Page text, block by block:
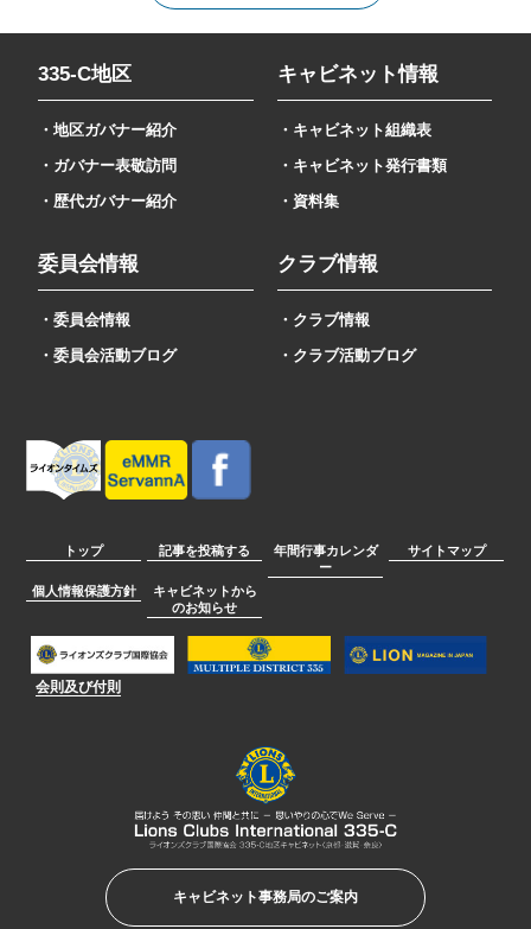
335-C地区
・地区ガバナー紹介
・ガバナー表敬訪問
・歴代ガバナー紹介
キャビネット情報
・キャビネット組織表
・キャビネット発行書類
・資料集
委員会情報
・委員会情報
・委員会活動ブログ
クラブ情報
・クラブ情報
・クラブ活動ブログ
トップ 記事を投稿する
年間行事カレンダ
ー
サイトマップ
個人情報保護方針
キャビネットから
のお知らせ
会則及び付則
キャビネット事務局のご案内